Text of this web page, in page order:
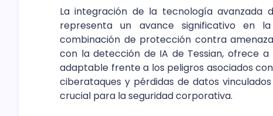
La integración de la tecnología avanzada
representa un avance significativo en
combinación de protección contra
con la detección de IA de Tessian, ofrece
adaptable frente a los peligros asociados
ciberataques y pérdidas de datos
crucial para la seguridad corporativa.